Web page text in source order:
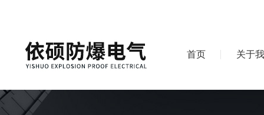
首页 关于